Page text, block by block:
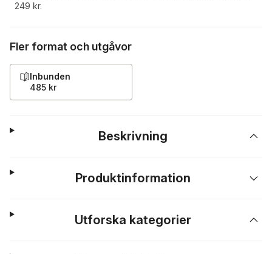
249 kr.
Fler format och utgåvor
Inbunden
485 kr
Beskrivning
Produktinformation
Utforska kategorier